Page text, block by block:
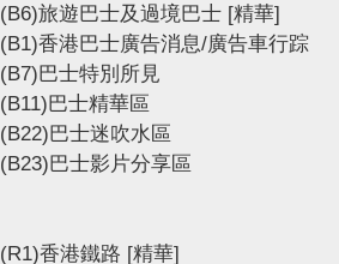
(B6)旅遊巴士及過境巴士 [精華]
(B1)香港巴士廣告消息/廣告車行踪
(B7)巴士特別所見
(B11)巴士精華區
(B22)巴士迷吹水區
(B23)巴士影片分享區
(R1)香港鐵路 [精華]